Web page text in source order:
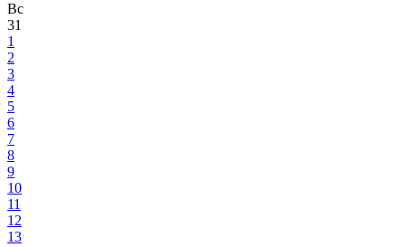
Вс
31
1
2
3
4
5
6
7
8
9
10
11
12
13